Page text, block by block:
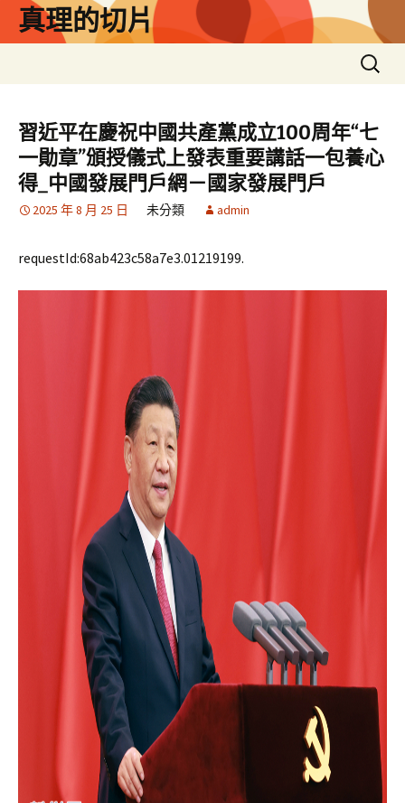
真理的切片
搜
尋
鍵
字:
習近平在慶祝中國共產黨成立100周年“七
一勛章”頒授儀式上發表重要講話一包養心
得_中國發展門戶網－國家發展門戶
2025 年 8 月 25 日 未分類 admin
requestId:68ab423c58a7e3.01219199.